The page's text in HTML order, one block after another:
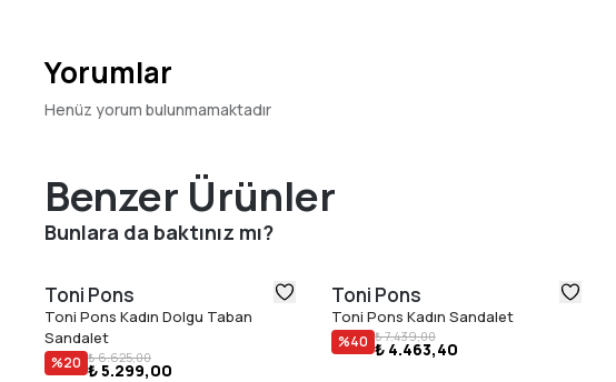
Yorumlar
Henüz yorum bulunmamaktadır
Benzer Ürünler
Bunlara da baktınız mı?
Toni Pons
Toni Pons Kadın Dolgu Taban
Sandalet
%20 ₺ 6.625,00
₺ 5.299,00
Toni Pons
Toni Pons Kadın Sandalet
%40 ₺ 7.439,00
₺ 4.463,40